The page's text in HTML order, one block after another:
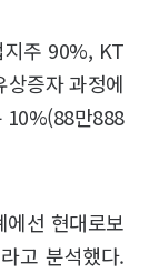
지주 90%, KT
증자 과정에
10%(88만888
선 현대로보
고 분석했다.